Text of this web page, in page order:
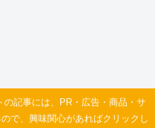
の記事には、PR・広告・商品・サ
で、興味関心があればクリックし